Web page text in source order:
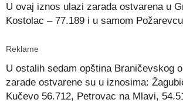
U ovaj iznos ulazi zarada ostvarena u
Kostolac – 77.189 i u samom
Reklame
U ostalih sedam opština Braničevskog
zarade ostvarene su u iznosima:
Kučevo 56.712, Petrovac na Mlavi,